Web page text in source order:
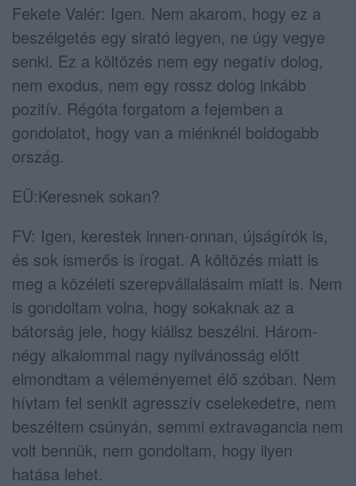
Fekete Valér: Igen. Nem akarom, hogy ez a
beszélgetés egy sirató legyen, ne úgy vegye
senki. Ez a költözés nem egy negatív dolog,
nem exodus, nem egy rossz dolog inkább
pozitív. Régóta forgatom a fejemben a
gondolatot, hogy van a miénknél boldogabb
ország.
EÜ:Keresnek sokan?
FV: Igen, kerestek innen-onnan, újságírók is,
és sok ismerős is írogat. A költözés miatt is
meg a közéleti szerepvállalásaim miatt is. Nem
is gondoltam volna, hogy sokaknak az a
bátorság jele, hogy kiállsz beszélni. Három-
négy alkalommal nagy nyilvánosság előtt
elmondtam a véleményemet élő szóban. Nem
hívtam fel senkit agresszív cselekedetre, nem
beszéltem csúnyán, semmi extravagancia nem
volt bennük, nem gondoltam, hogy ilyen
hatása lehet.